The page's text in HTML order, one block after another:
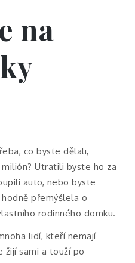
na
co byste dělali,
Utratili byste ho za
auto, nebo byste
přemýšlela o
rodinného domku.
lidí, kteří nemají
žijí sami a touží po